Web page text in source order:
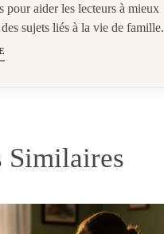
pour aider les lecteurs à mieux
sujets liés à la vie de famille.